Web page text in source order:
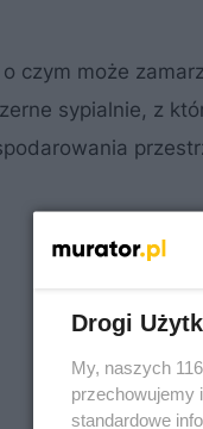
czym może
sypialnie, z
Drogi
My, naszych
przechowujemy
standardowe